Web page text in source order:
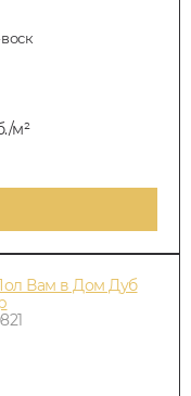
м²
Вам в Дом Дуб